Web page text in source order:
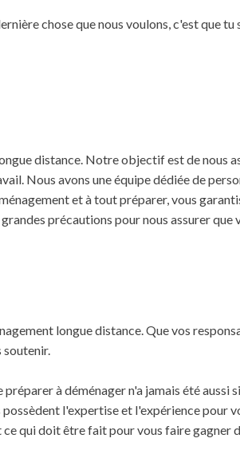
chose que nous voulons, c'est que
distance. Notre objectif est de nous
Nous avons une équipe dédiée de
et à tout préparer, vous
précautions pour nous assurer que
longue distance. Que vos
soutenir.
à déménager n'a jamais été aussi
l'expertise et l'expérience pour
qui doit être fait pour vous faire gagner